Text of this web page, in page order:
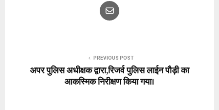
PREVIOUS POST
अपर पुलिस अधीक्षक द्वारा,रिजर्व पुलिस लाईन पौड़ी का
आकस्मिक निरीक्षण किया गया।